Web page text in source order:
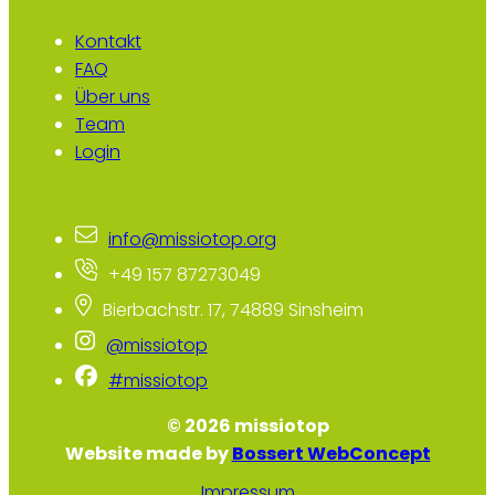
Kontakt
FAQ
Über uns
Team
Login
info@missiotop.org
+49 157 87273049
Bierbachstr. 17, 74889 Sinsheim
@missiotop
#missiotop
© 2026 missiotop
Website made byBossert WebConcept